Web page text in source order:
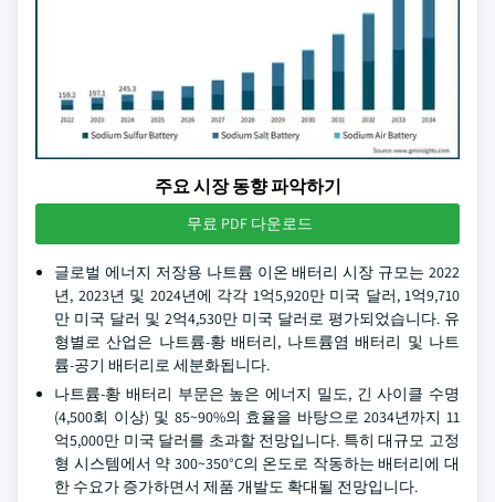
주요 시장 동향 파악하기
무료 PDF 다운로드
글로벌 에너지 저장용 나트륨 이온 배터리 시장 규모는 2022
년, 2023년 및 2024년에 각각 1억5,920만 미국 달러, 1억9,710
만 미국 달러 및 2억4,530만 미국 달러로 평가되었습니다. 유
형별로 산업은 나트륨-황 배터리, 나트륨염 배터리 및 나트
륨-공기 배터리로 세분화됩니다.
나트륨-황 배터리 부문은 높은 에너지 밀도, 긴 사이클 수명
(4,500회 이상) 및 85~90%의 효율을 바탕으로 2034년까지 11
억5,000만 미국 달러를 초과할 전망입니다. 특히 대규모 고정
형 시스템에서 약 300~350°C의 온도로 작동하는 배터리에 대
한 수요가 증가하면서 제품 개발도 확대될 전망입니다.